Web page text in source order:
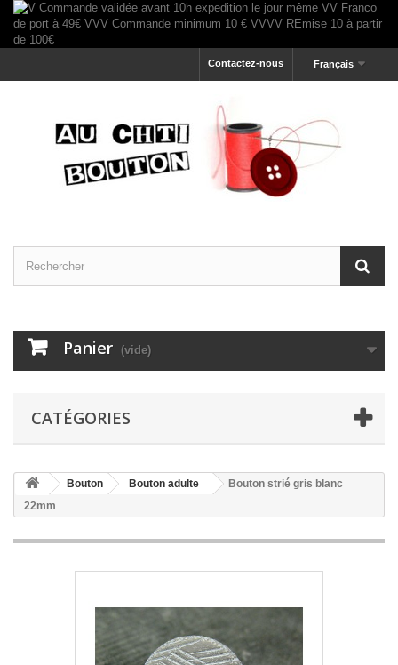
Français
Contactez-nous
Panier (vide)
CATÉGORIES
Bouton Bouton adulte
Bouton strié gris blanc
22mm